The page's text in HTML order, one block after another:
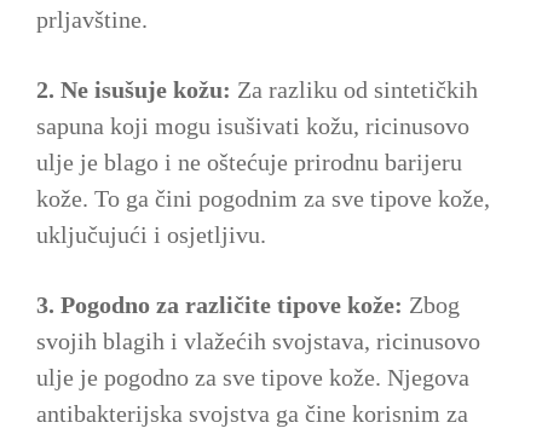
prljavštine.
2. Ne isušuje kožu: Za razliku od sintetičkih
sapuna koji mogu isušivati ​​kožu, ricinusovo
ulje je blago i ne oštećuje prirodnu barijeru
kože. To ga čini pogodnim za sve tipove kože,
uključujući i osjetljivu.
3. Pogodno za različite tipove kože: Zbog
svojih blagih i vlažećih svojstava, ricinusovo
ulje je pogodno za sve tipove kože. Njegova
antibakterijska svojstva ga čine korisnim za